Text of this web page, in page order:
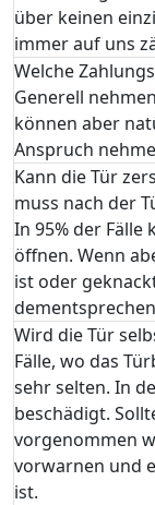
über keinen
immer auf uns
Welche
Generell
können aber
Anspruch
Kann die Tür
muss nach der
In 95% der
öffnen. Wenn
ist oder
Wird die Tür
Fälle, wo das
sehr selten. In
beschädigt.
vorgenommen
vorwarnen und
ist.